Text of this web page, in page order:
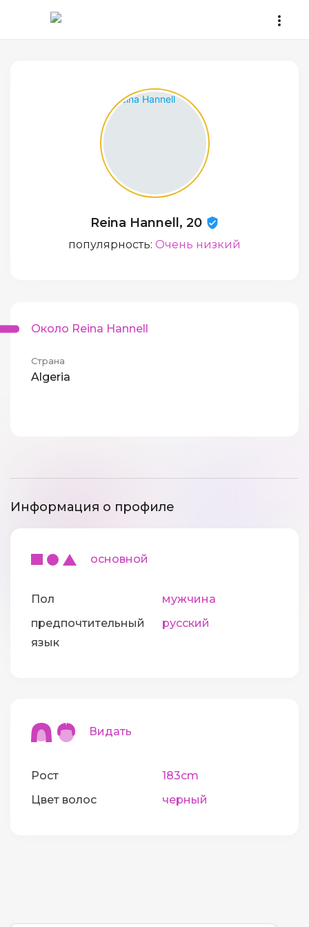
Reina Hannell, 20
популярность: Очень низкий
Около Reina Hannell
Страна
Algeria
Информация о профиле
основной
Пол
мужчина
предпочтительный
язык
русский
Видать
Рост
183cm
Цвет волос
черный